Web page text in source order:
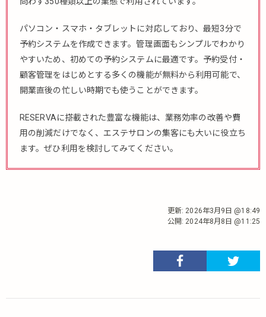
パソコン・スマホ・タブレットに対応しており、最短3分で
予約システムを作成できます。管理画面もシンプルでわかり
やすいため、初めての予約システムに最適です。予約受付・
顧客管理をはじめとする多くの機能が無料から利用可能で、
開業直後の忙しい時期でも使うことができます。
RESERVAに搭載された豊富な機能は、業務効率の改善や費
用の削減だけでなく、エステサロンの集客にも大いに役立ち
ます。ぜひ利用を検討してみてください。
更新: 2026年3月9日 @18:49
公開: 2024年8月8日 @11:25